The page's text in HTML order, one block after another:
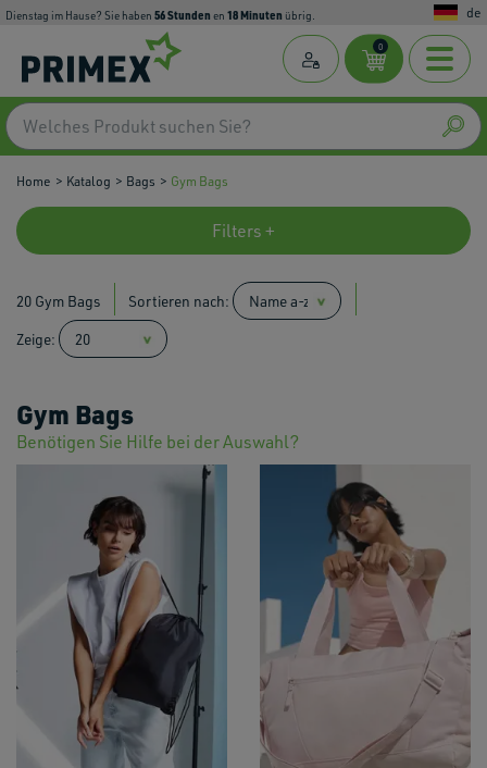
Dienstag im Hause? Sie haben 56Stunden en 18Minuten übrig. de
0
Home Katalog Bags Gym Bags
Filters +
20 Gym Bags Sortieren nach:
Zeige:
Gym Bags
Benötigen Sie Hilfe bei der Auswahl?